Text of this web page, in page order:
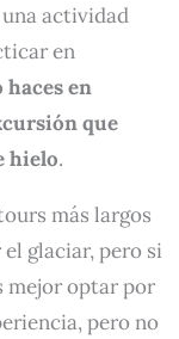
actividad
en
haces en
que
hielo.
más largos
glaciar, pero si
mejor optar por
pero no